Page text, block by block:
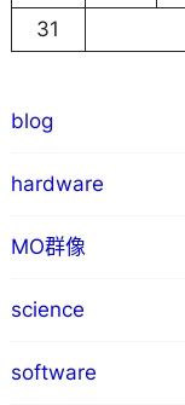
31
blog
hardware
MO群像
science
software